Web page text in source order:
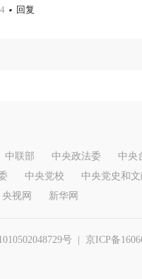
回复
中联部 中央政法委 中央
中央党校
中央党史和
央视网 新华网
号 京ICP备